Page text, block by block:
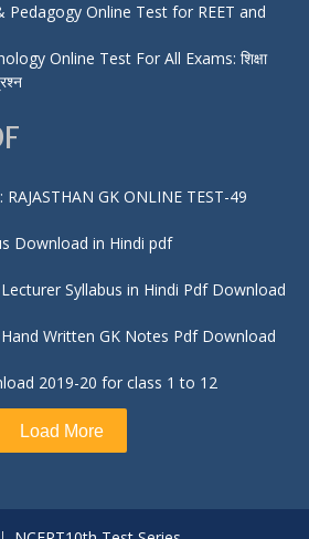
Online Test for REET and
Online Test For All Exams: शिक्षा
GK ONLINE TEST-49
RPSC 2nd Grade Syllabus Download in Hindi pdf
Syllabus in Hindi Pdf Download
Written GK Notes Pdf Download
2019-20 for class 1 to 12
Load More